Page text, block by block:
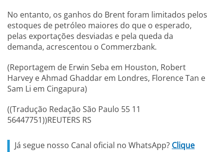
No entanto, os ganhos do Brent foram limitados pelos
estoques de petróleo maiores do que o esperado,
pelas exportações desviadas e pela queda da
demanda, acrescentou o Commerzbank.
(Reportagem de Erwin Seba em Houston, Robert
Harvey e Ahmad Ghaddar em Londres, Florence Tan e
Sam Li em Cingapura)
((Tradução Redação São Paulo 55 11
56447751))REUTERS RS
Já segue nosso Canal oficial no WhatsApp? Clique